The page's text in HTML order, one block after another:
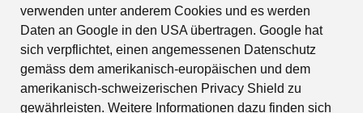
verwenden unter anderem Cookies und es werden
Daten an Google in den USA übertragen. Google hat
sich verpflichtet, einen angemessenen Datenschutz
gemäss dem amerikanisch-europäischen und dem
amerikanisch-schweizerischen Privacy Shield zu
gewährleisten. Weitere Informationen dazu finden sich